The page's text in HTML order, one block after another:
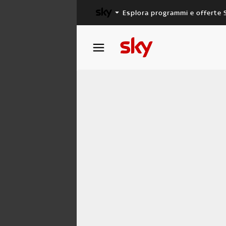
Esplora programmi e offerte